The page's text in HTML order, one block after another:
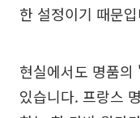
한 설정이기 때문
현실에서도 명품
있습니다. 프랑스